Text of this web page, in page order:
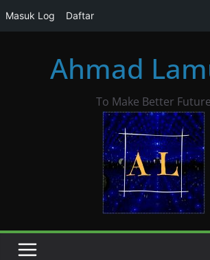
Masuk Log Daftar
Ahmad
To Make Better Future